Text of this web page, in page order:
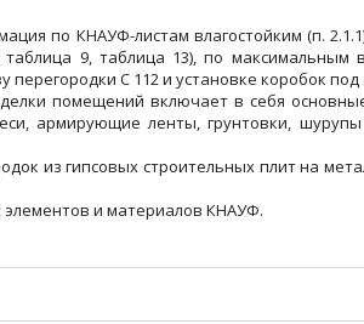
по КНАУФ-листам влагостойким (п.
9, таблица 13), по максимальным
С 112 и установке коробок
помещений включает в себя
армирующие ленты, грунтовки,
из гипсовых строительных плит на
и материалов КНАУФ.